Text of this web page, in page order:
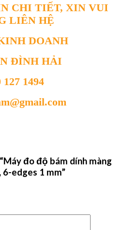
CHI TIẾT, XIN VUI
LIÊN HỆ
DOANH
ĐÌNH HẢI
127 1494
đo độ bám dính màng
edges 1 mm”